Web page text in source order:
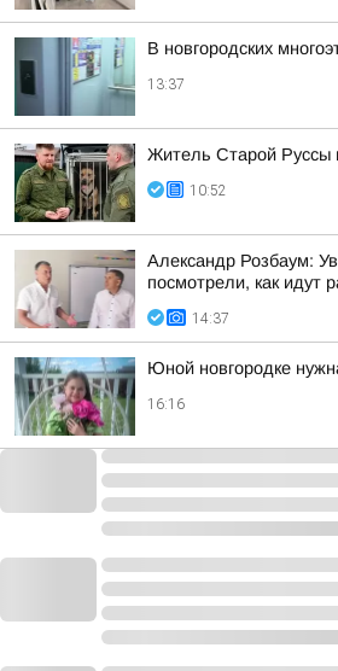
В новгородских
13:37
Житель Старой Руссы
10:52
Александр Розбаум:
посмотрели, как
14:37
Юной новгородке
16:16